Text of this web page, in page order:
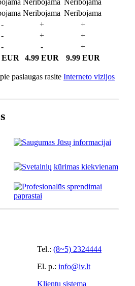
Neribojama Neribojama
- +
+
- +
+
- -
+
EUR 4.99 EUR 9.99 EUR
paslaugas rasite Interneto vizijos
Tel.: (8~5) 2324444
El. p.: info@iv.lt
Klientų sistema